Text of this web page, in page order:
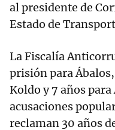
al presidente de
Estado de
La Fiscalía
prisión para
Koldo y 7 años
acusaciones
reclaman 30 años